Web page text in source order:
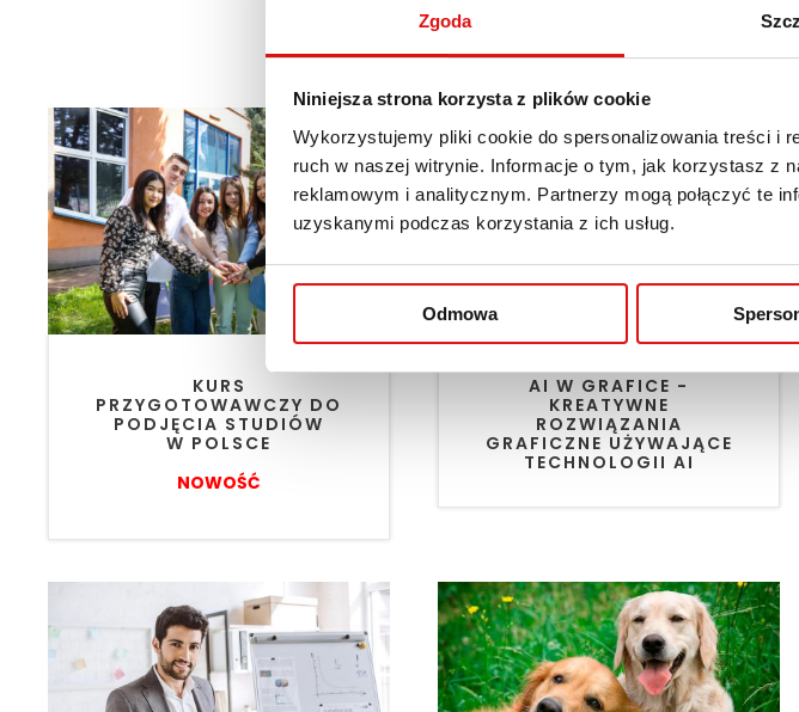
Zgoda
Niniejsza strona korzysta z plików cookie
Wykorzystujemy pliki cookie do spersonalizowania treści i
ruch w naszej witrynie. Informacje o tym, jak korzystasz z
reklamowym i analitycznym. Partnerzy mogą połączyć te
uzyskanymi podczas korzystania z ich usług.
Odmowa
KURSY I
KURS
PRZYGOTOWAWCZY DO
PODJĘCIA STUDIÓW
W POLSCE
NOWOŚĆ
AI W GRAFICE -
KREATYWNE
ROZWIĄZANIA
GRAFICZNE UŻYWAJĄCE
TECHNOLOGII AI